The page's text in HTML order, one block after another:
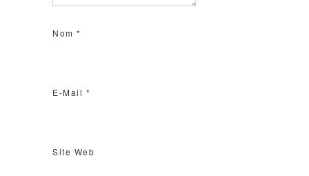
Nom*
E-Mail *
Site Web